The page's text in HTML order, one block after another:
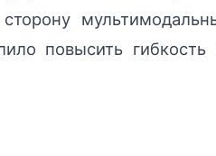
повысить гибкость